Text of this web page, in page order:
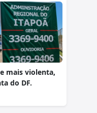
mais violenta,
do DF.